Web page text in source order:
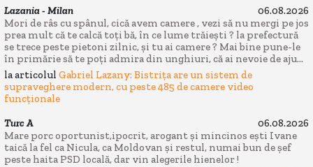
Lazania - Milan
06.08.2026
Mori de râs cu spânul, cică avem camere , vezi să nu mergi pe jos
prea mult că te calcă toți bă, în ce lume trăiești ? la prefectură
se trece peste pietoni zilnic, și tu ai camere ? Mai bine pune-le
în primărie să te poți admira din unghiuri, că ai nevoie de aju...
la articolul Gabriel Lazany: Bistrița are un sistem de
supraveghere modern, cu peste 485 de camere video
funcționale
Turc A
06.08.2026
Mare porc oportunist,ipocrit, arogant și mincinos ești Ivane
taică la fel ca Nicula, ca Moldovan și restul, numai bun de șef
peste haita PSD locală, dar vin alegerile hienelor !